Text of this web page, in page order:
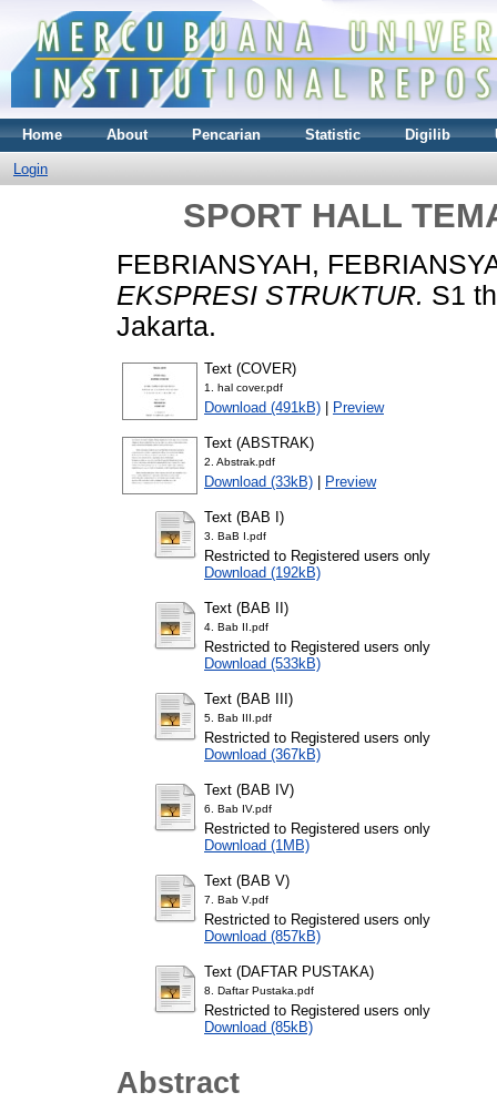
Home About Pencarian Statistic Digilib
Login
SPORT HALL
FEBRIANSYAH,
EKSPRESI STRUKTUR. S1
Jakarta.
Text (COVER)
1. hal cover.pdf
Download (491kB) Preview
Text (ABSTRAK)
2. Abstrak.pdf
Download (33kB) Preview
Text (BAB I)
3. BaB I.pdf
Restricted to Registered users only
Download (192kB)
Text (BAB II)
4. Bab II.pdf
Restricted to Registered users only
Download (533kB)
Text (BAB III)
5. Bab III.pdf
Restricted to Registered users only
Download (367kB)
Text (BAB IV)
6. Bab IV.pdf
Restricted to Registered users only
Download (1MB)
Text (BAB V)
7. Bab V.pdf
Restricted to Registered users only
Download (857kB)
Text (DAFTAR PUSTAKA)
8. Daftar Pustaka.pdf
Restricted to Registered users only
Download (85kB)
Abstract